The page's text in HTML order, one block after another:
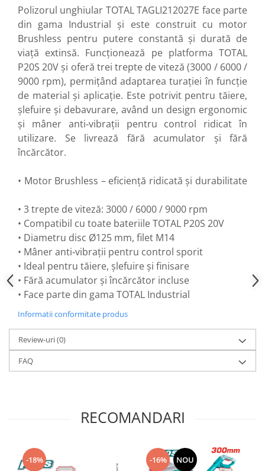
Accesorii rindele
Scule electrice
Accesorii pentru polizor
Accesorii scule electrice
Compresoare aer
Fierastrau sabie
Fierăstrău circular
Flexuri
Mixere mortar
Pistoale de bătut cuie
Seturi aparate electrice
Testere electrice
Unelte multifuncționale
Vibratoare pentru beton
Scule manuale
Aparate de Tăiat Gresie
Briceag multifuncțional
Ciocan
Clești
Dălți pentru Lemn
Menghine
Tirbușoane și deschizătoare de
sticle
Polizorul unghiular TOTAL TAGLI212027E face parte
din gama Industrial și este construit cu motor
Brushless pentru putere constantă și durată de
viață extinsă. Funcționează pe platforma TOTAL
P20S 20V și oferă trei trepte de viteză (3000 / 6000 /
9000 rpm), permițând adaptarea turației în funcție
de material și aplicație. Este potrivit pentru tăiere,
șlefuire și debavurare, având un design ergonomic
și mâner anti‑vibrații pentru control ridicat în
utilizare. Se livrează fără acumulator și fără
încărcător.
• Motor Brushless – eficiență ridicată și durabilitate
• 3 trepte de viteză: 3000 / 6000 / 9000 rpm
• Compatibil cu toate bateriile TOTAL P20S 20V
• Diametru disc Ø125 mm, filet M14
• Mâner anti‑vibrații pentru control sporit
• Ideal pentru tăiere, șlefuire și finisare
• Fără acumulator și încărcător incluse
• Face parte din gama TOTAL Industrial
Informatii conformitate produs
Review-uri(0)
FAQ
RECOMANDARI
-18% -16% NOU